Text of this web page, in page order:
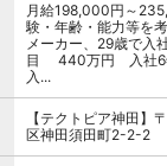
月給198,000円～
験・年齢・能力等を
メーカー、29歳で
目 440万円 入社6
入...
【テクトピア神田】
区神田須田町2-2-2